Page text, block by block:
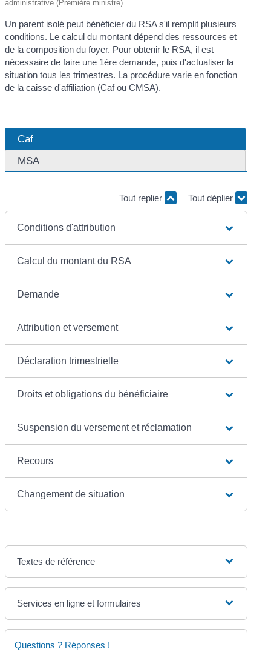
administrative (Première ministre)
Un parent isolé peut bénéficier du RSAs'il remplit plusieurs
conditions. Le calcul du montant dépend des ressources et
de la composition du foyer. Pour obtenir le RSA, il est
nécessaire de faire une 1ère demande, puis d'actualiser la
situation tous les trimestres. La procédure varie en fonction
de la caisse d'affiliation (Caf ou CMSA).
Caf
MSA
Tout replier Tout déplier
Conditions d'attribution
Calcul du montant du RSA
Demande
Attribution et versement
Déclaration trimestrielle
Droits et obligations du bénéficiaire
Suspension du versement et réclamation
Recours
Changement de situation
Textes de référence
Services en ligne et formulaires
Questions ? Réponses !